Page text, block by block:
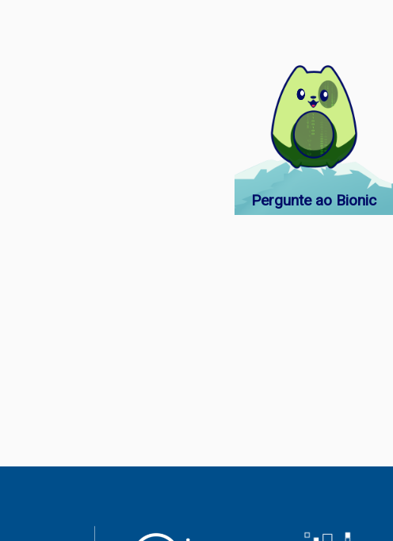
Pergunte ao Bionic